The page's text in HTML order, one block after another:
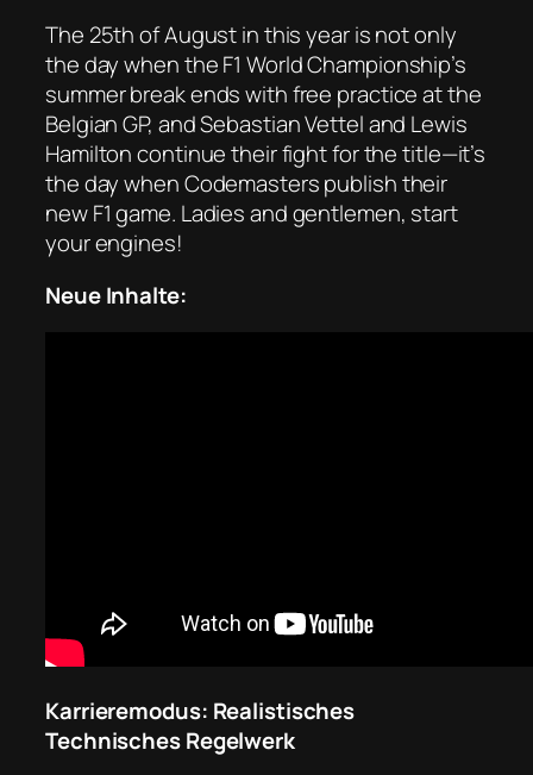
The 25th of August in this year is not only
the day when the F1 World Championship’s
summer break ends with free practice at the
Belgian GP, and Sebastian Vettel and Lewis
Hamilton continue their fight for the title—it’s
the day when Codemasters publish their
new F1 game. Ladies and gentlemen, start
your engines!
Neue Inhalte:
Karrieremodus: Realistisches
Technisches Regelwerk